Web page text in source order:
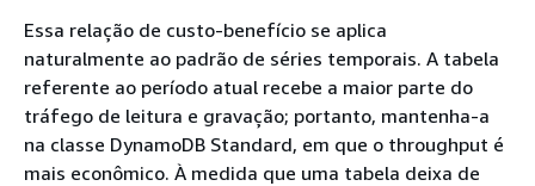
Essa relação de custo-benefício se aplica
naturalmente ao padrão de séries temporais. A tabela
referente ao período atual recebe a maior parte do
tráfego de leitura e gravação; portanto, mantenha-a
na classe DynamoDB Standard, em que o throughput é
mais econômico. À medida que uma tabela deixa de